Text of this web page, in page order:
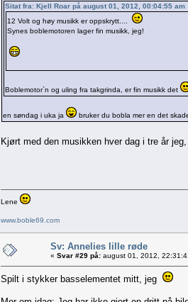
Sitat fra: Kjell Roar på august 01, 2012, 00:04:55 am
12 Volt og høy musikk er oppskrytt....
Synes boblemotoren lager fin musikk, jeg!
Boblemotor`n og uling fra takgrinda, er fin musikk det
en søndag i uka ja bruker du bobla mer en det
Kjørt med den musikken hver dag i tre år
Lene
www.boble69.com
Sv: Annelies lille røde
« Svar #29 på: august 01, 2012,
Spilt i stykker basselementet mitt, jeg